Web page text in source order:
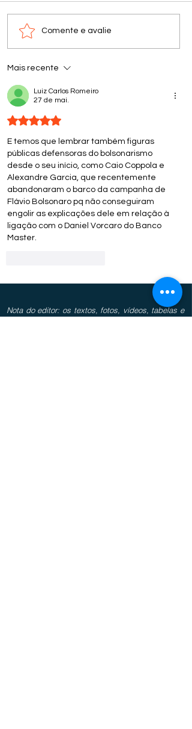
Comente e avalie
Mais recente
Luiz Carlos Romeiro
27 de mai.
Avaliado com 5 de 5 estrelas.
E temos que lembrar também figuras
públicas defensoras do bolsonarismo
desde o seu início, como Caio Coppola e
Alexandre Garcia, que recentemente
abandonaram o barco da campanha de
Flávio Bolsonaro pq não conseguiram
engolir as explicações dele em relação à
ligação com o Daniel Vorcaro do Banco
Master.
Nota do editor: os textos, fotos, vídeos, tabelas e
outros materiais iconográficos publicados nos